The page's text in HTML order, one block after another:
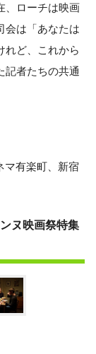
、ローチは映画
会は「あなたは
れど、これから
記者たちの共通
マ有楽町、新宿
ヌ映画祭特集